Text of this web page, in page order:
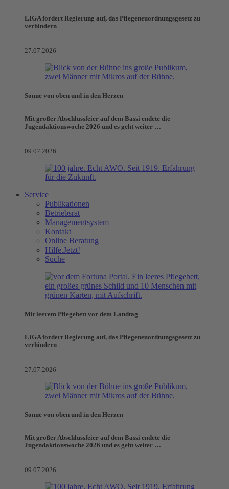
LIGA fordert Regierung auf, das Pflegeneuordnungsgesetz zu
verhindern
27.07.2026
Sonne von oben und in den Herzen
Mit großer Abschlussfeier auf dem Bassi endete die
Jugendaktionswoche 2026 und es geht weiter …
09.07.2026
Service
Publikationen
Betriebsrat
Managementsystem
Kontakt
Online Beratung
Hilfe.Jetzt!
Suche
Mit leerem Pflegebett vor dem Landtag
LIGA fordert Regierung auf, das Pflegeneuordnungsgesetz zu
verhindern
27.07.2026
Sonne von oben und in den Herzen
Mit großer Abschlussfeier auf dem Bassi endete die
Jugendaktionswoche 2026 und es geht weiter …
09.07.2026